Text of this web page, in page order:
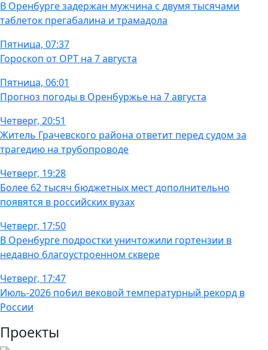
В Оренбурге задержан мужчина с двумя тысячами
таблеток прегабалина и трамадола
Пятница, 07:37
Гороскоп от ОРТ на 7 августа
Пятница, 06:01
Прогноз погоды в Оренбуржье на 7 августа
Четверг, 20:51
Житель Грачевского района ответит перед судом за
трагедию на трубопроводе
Четверг, 19:28
Более 62 тысяч бюджетных мест дополнительно
появятся в российских вузах
Четверг, 17:50
В Оренбурге подростки уничтожили гортензии в
недавно благоустроенном сквере
Четверг, 17:47
Июль-2026 побил вековой температурный рекорд в
России
Проекты